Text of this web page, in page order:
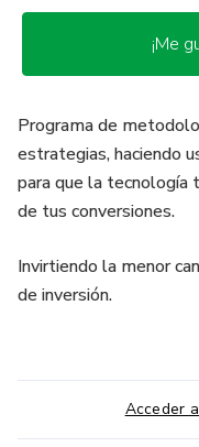
¡Me
Programa de
estrategias, haciendo
para que la tecnología
de tus conversiones.
Invirtiendo la menor
de inversión.
Acceder